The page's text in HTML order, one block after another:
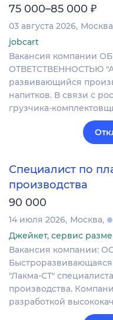
75 000–85 000 ₽
03 августа 2026 Москва
jobcart
Вакансия компании
ОТВЕТСТВЕННОСТЬЮ
развивающийся
напитков. В связи с
грузчика-
Специалист по
производства
90 000
14 июля 2026 Москва
Джейкет, сервис
Вакансия компании:
"Лакма-СТ"
производства.
разработкой